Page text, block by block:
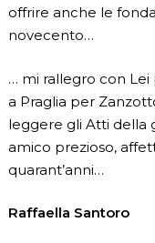
offrire anche le
novecento…
… mi rallegro con
a Praglia per
leggere gli Atti della
amico prezioso,
quarant’anni…
Raffaella Santoro